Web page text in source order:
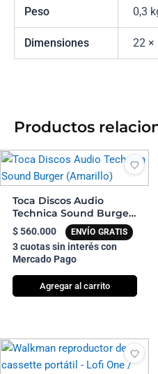
Peso 0,3
Dimensiones 22 ×
Productos
Toca Discos Audio
Technica Sound Burger
(Amarillo)
$560.000 ENVÍO GRATIS
3 cuotas sin interés con
Mercado Pago
Agregar al carrito